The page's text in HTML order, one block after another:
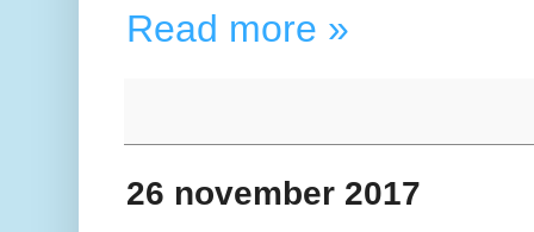
Read more »
26 november 2017